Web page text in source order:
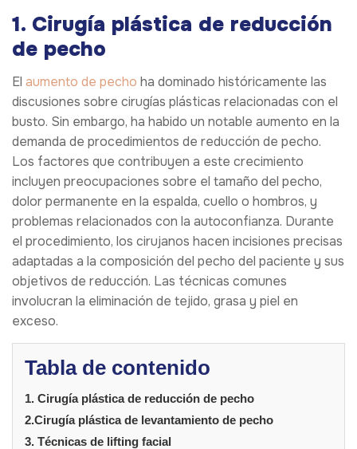
1. Cirugía plástica de reducción
de pecho
El aumento de pecho ha dominado históricamente las
discusiones sobre cirugías plásticas relacionadas con el
busto. Sin embargo, ha habido un notable aumento en la
demanda de procedimientos de reducción de pecho.
Los factores que contribuyen a este crecimiento
incluyen preocupaciones sobre el tamaño del pecho,
dolor permanente en la espalda, cuello o hombros, y
problemas relacionados con la autoconfianza. Durante
el procedimiento, los cirujanos hacen incisiones precisas
adaptadas a la composición del pecho del paciente y sus
objetivos de reducción. Las técnicas comunes
involucran la eliminación de tejido, grasa y piel en
exceso.
Tabla de contenido
1. Cirugía plástica de reducción de pecho
2.Cirugía plástica de levantamiento de pecho
3. Técnicas de lifting facial